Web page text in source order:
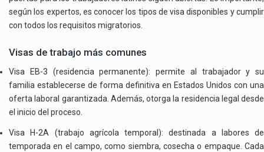
según los expertos, es conocer los tipos de visa disponibles y cumplir
con todos los requisitos migratorios.
Visas de trabajo más comunes
Visa EB-3 (residencia permanente): permite al trabajador y su
familia establecerse de forma definitiva en Estados Unidos con una
oferta laboral garantizada. Además, otorga la residencia legal desde
el inicio del proceso.
Visa H-2A (trabajo agrícola temporal): destinada a labores de
temporada en el campo, como siembra, cosecha o empaque. Cada